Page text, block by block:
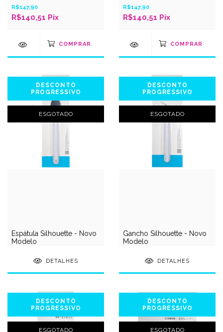
R$147,90
R$140,51 Pix
R$147,90
R$140,51 Pix
DESCONTO
PROGRESSIVO
ESGOTADO
Espátula Silhouette - Novo
Modelo
DETALHES
DESCONTO
PROGRESSIVO
ESGOTADO
Gancho Silhouette - Novo
Modelo
DETALHES
DESCONTO
PROGRESSIVO
ESGOTADO
DESCONTO
PROGRESSIVO
ESGOTADO